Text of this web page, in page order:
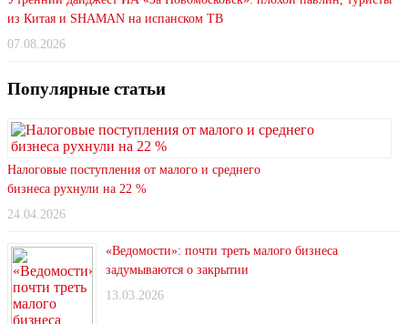
из Китая и SHAMAN на испанском ТВ
07.08.2026
Популярные статьи
Налоговые поступления от малого и среднего
бизнеса рухнули на 22 %
24.04.2026
«Ведомости»: почти треть малого бизнеса
задумываются о закрытии
13.03.2026